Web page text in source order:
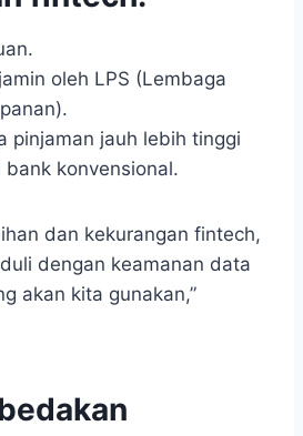
oleh LPS (Lembaga
pinjaman jauh lebih tinggi
konvensional.
dan kekurangan fintech,
dengan keamanan data
akan kita gunakan,”